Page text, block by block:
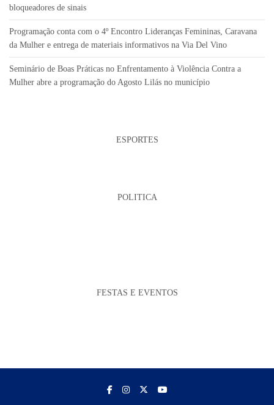
bloqueadores de sinais
Programação conta com o 4º Encontro Lideranças Femininas, Caravana
da Mulher e entrega de materiais informativos na Via Del Vino
Seminário de Boas Práticas no Enfrentamento à Violência Contra a
Mulher abre a programação do Agosto Lilás no município
ESPORTES
POLITICA
FESTAS E EVENTOS